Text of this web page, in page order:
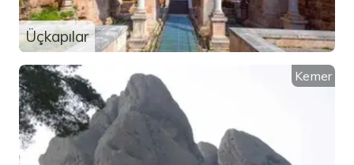
Üçkapılar
Kemer